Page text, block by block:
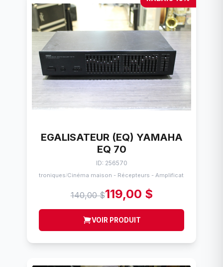
EGALISATEUR (EQ) YAMAHA
EQ 70
ID: 256570
Électroniques/Cinéma maison - Récepteurs - Amplificateurs
140,00 $119,00 $
VOIR PRODUIT